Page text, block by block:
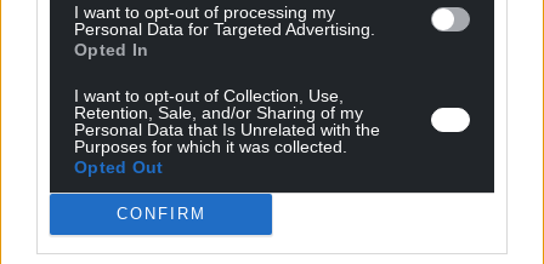
I want to opt-out of processing my
Personal Data for Targeted Advertising.
Opted In
I want to opt-out of Collection, Use,
Retention, Sale, and/or Sharing of my
Personal Data that Is Unrelated with the
Purposes for which it was collected.
Opted Out
CONFIRM